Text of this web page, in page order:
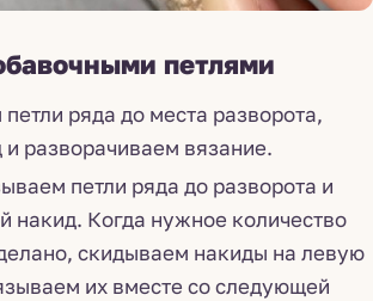
петлями
ряда до места разворота,
разворачиваем вязание.
петли ряда до разворота и
накид. Когда нужное количество
скидываем накиды на левую
их вместе со следующей